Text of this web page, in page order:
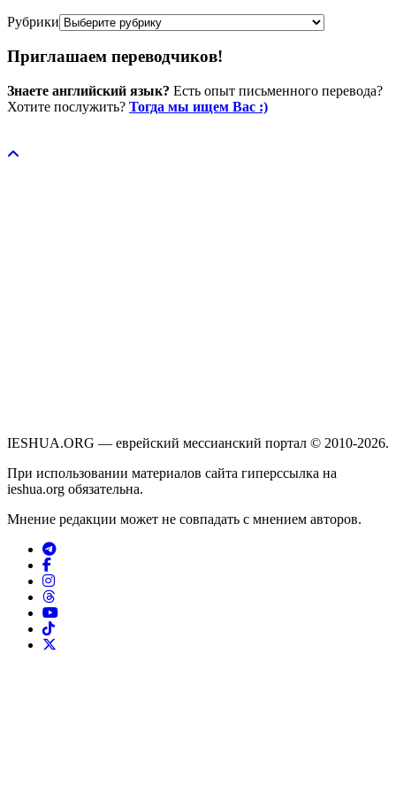
Рубрики
Приглашаем переводчиков!
Знаете английский язык? Есть опыт письменного перевода?
Хотите послужить? Тогда мы ищем Вас :)
IESHUA.ORG — еврейский мессианский портал © 2010-2026.
При использовании материалов сайта гиперссылка на
ieshua.org обязательна.
Мнение редакции может не совпадать с мнением авторов.